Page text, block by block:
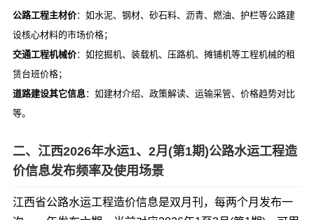
公路工程主材价：如水泥、钢材、砂石料、沥青、燃油、护栏等公路建
设核心材料的市场价格；
交通工程机械价：如挖掘机、装载机、压路机、摊铺机等工程机械的租
赁台班价格；
道路建设其它信息 ：如建材介绍、政策解读、运输采管、价格趋势对比
等。
二、江西2026年水运1、2月(第1期)公路水运工程造
价信息发布频率及使用场景
江西省公路水运工程造价信息是双月刊，每两个月发布一